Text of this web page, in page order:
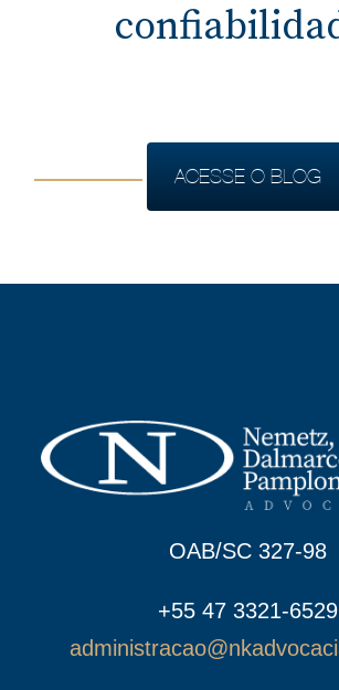
ACESSE O BLOG
OAB/SC 327-98
+55 47 3321-6529